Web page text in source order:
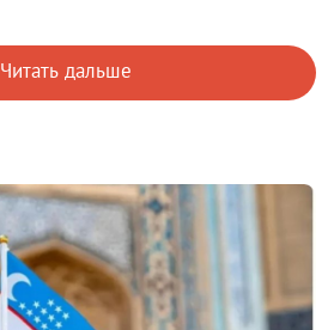
Читать дальше